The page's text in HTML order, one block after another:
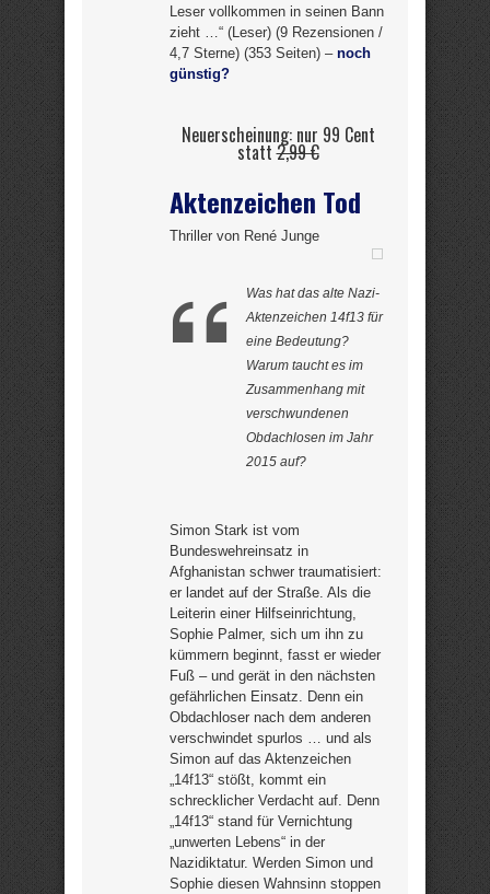
Leser vollkommen in seinen Bann
zieht …“ (Leser) (9 Rezensionen /
4,7 Sterne) (353 Seiten) – noch
günstig?
Neuerscheinung: nur 99 Cent
statt2,99 €
Aktenzeichen Tod
Thriller von René Junge
Was hat das alte Nazi-
Aktenzeichen 14f13 für
eine Bedeutung?
Warum taucht es im
Zusammenhang mit
verschwundenen
Obdachlosen im Jahr
2015 auf?
Simon Stark ist vom
Bundeswehreinsatz in
Afghanistan schwer traumatisiert:
er landet auf der Straße. Als die
Leiterin einer Hilfseinrichtung,
Sophie Palmer, sich um ihn zu
kümmern beginnt, fasst er wieder
Fuß – und gerät in den nächsten
gefährlichen Einsatz. Denn ein
Obdachloser nach dem anderen
verschwindet spurlos … und als
Simon auf das Aktenzeichen
„14f13“ stößt, kommt ein
schrecklicher Verdacht auf. Denn
„14f13“ stand für Vernichtung
„unwerten Lebens“ in der
Nazidiktatur. Werden Simon und
Sophie diesen Wahnsinn stoppen